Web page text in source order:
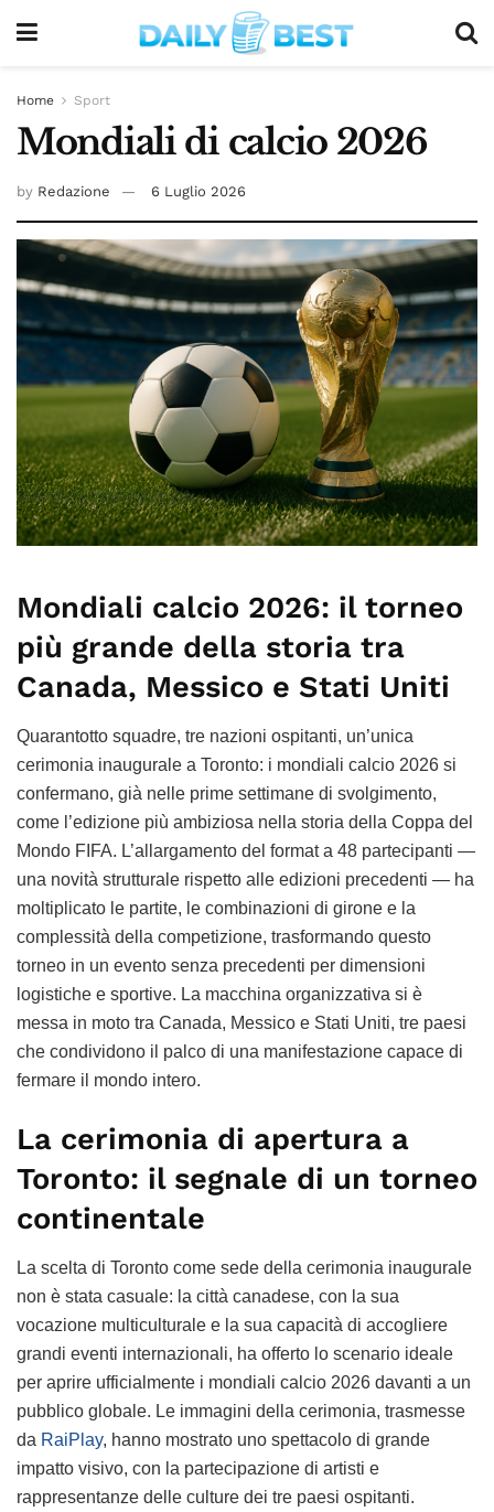
Home Sport
Mondiali di calcio 2026
by Redazione 6 Luglio 2026
Mondiali calcio 2026: il torneo
più grande della storia tra
Canada, Messico e Stati Uniti
Quarantotto squadre, tre nazioni ospitanti, un’unica
cerimonia inaugurale a Toronto: i mondiali calcio 2026 si
confermano, già nelle prime settimane di svolgimento,
come l’edizione più ambiziosa nella storia della Coppa del
Mondo FIFA. L’allargamento del format a 48 partecipanti —
una novità strutturale rispetto alle edizioni precedenti — ha
moltiplicato le partite, le combinazioni di girone e la
complessità della competizione, trasformando questo
torneo in un evento senza precedenti per dimensioni
logistiche e sportive. La macchina organizzativa si è
messa in moto tra Canada, Messico e Stati Uniti, tre paesi
che condividono il palco di una manifestazione capace di
fermare il mondo intero.
La cerimonia di apertura a
Toronto: il segnale di un torneo
continentale
La scelta di Toronto come sede della cerimonia inaugurale
non è stata casuale: la città canadese, con la sua
vocazione multiculturale e la sua capacità di accogliere
grandi eventi internazionali, ha offerto lo scenario ideale
per aprire ufficialmente i mondiali calcio 2026 davanti a un
pubblico globale. Le immagini della cerimonia, trasmesse
da RaiPlay, hanno mostrato uno spettacolo di grande
impatto visivo, con la partecipazione di artisti e
rappresentanze delle culture dei tre paesi ospitanti.